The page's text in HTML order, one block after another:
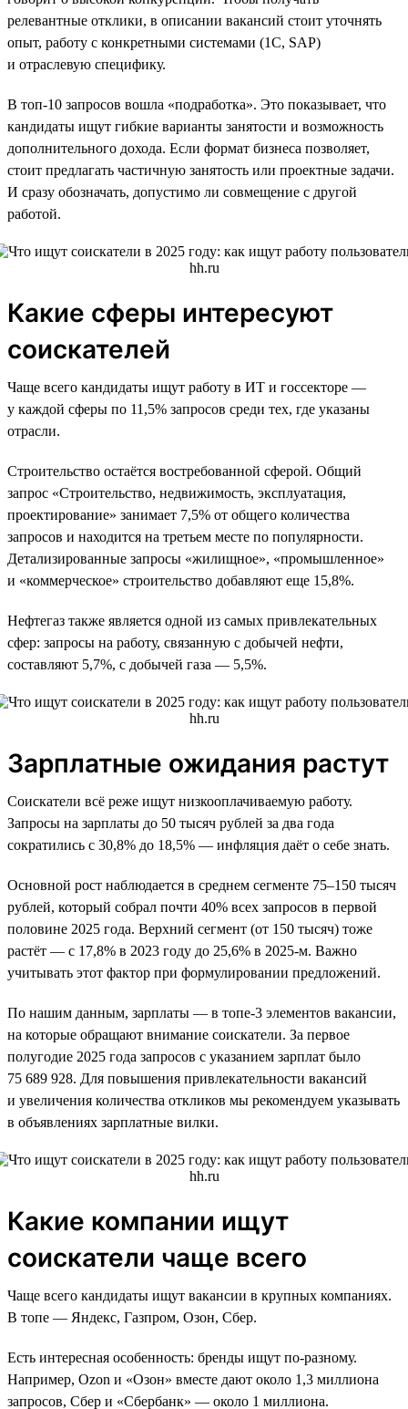
релевантные отклики, в описании вакансий стоит уточнять
опыт, работу с конкретными системами (1С, SAP)
и отраслевую специфику.
В топ-10 запросов вошла «подработка». Это показывает, что
кандидаты ищут гибкие варианты занятости и возможность
дополнительного дохода. Если формат бизнеса позволяет,
стоит предлагать частичную занятость или проектные задачи.
И сразу обозначать, допустимо ли совмещение с другой
работой.
Какие сферы интересуют
соискателей
Чаще всего кандидаты ищут работу в ИТ и госсекторе —
у каждой сферы по 11,5% запросов среди тех, где указаны
отрасли.
Строительство остаётся востребованной сферой. Общий
запрос «Строительство, недвижимость, эксплуатация,
проектирование» занимает 7,5% от общего количества
запросов и находится на третьем месте по популярности.
Детализированные запросы «жилищное», «промышленное»
и «коммерческое» строительство добавляют еще 15,8%.
Нефтегаз также является одной из самых привлекательных
сфер: запросы на работу, связанную с добычей нефти,
составляют 5,7%, с добычей газа — 5,5%.
Зарплатные ожидания растут
Соискатели всё реже ищут низкооплачиваемую работу.
Запросы на зарплаты до 50 тысяч рублей за два года
сократились с 30,8% до 18,5% — инфляция даёт о себе знать.
Основной рост наблюдается в среднем сегменте 75–150 тысяч
рублей, который собрал почти 40% всех запросов в первой
половине 2025 года. Верхний сегмент (от 150 тысяч) тоже
растёт — с 17,8% в 2023 году до 25,6% в 2025-м. Важно
учитывать этот фактор при формулировании предложений.
По нашим данным, зарплаты — в топе-3 элементов вакансии,
на которые обращают внимание соискатели. За первое
полугодие 2025 года запросов с указанием зарплат было
75 689 928. Для повышения привлекательности вакансий
и увеличения количества откликов мы рекомендуем указывать
в объявлениях зарплатные вилки.
Какие компании ищут
соискатели чаще всего
Чаще всего кандидаты ищут вакансии в крупных компаниях.
В топе — Яндекс, Газпром, Озон, Сбер.
Есть интересная особенность: бренды ищут по-разному.
Например, Ozon и «Озон» вместе дают около 1,3 миллиона
запросов, Сбер и «Сбербанк» — около 1 миллиона.